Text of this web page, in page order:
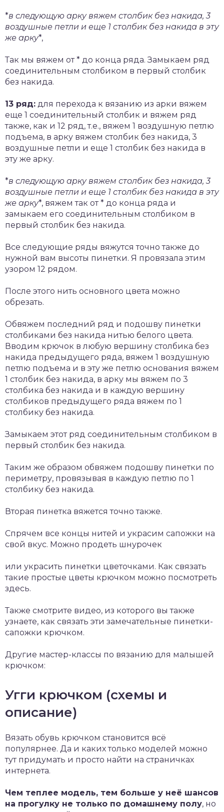
*в следующую арку вяжем столбик без накида, 3
воздушные петли и еще 1 столбик без накида в эту
же арку*,
Так мы вяжем от * до конца ряда. Замыкаем ряд
соединительным столбиком в первый столбик
без накида.
13 ряд: для перехода к вязанию из арки вяжем
еще 1 соединительный столбик и вяжем ряд
также, как и 12 ряд, т.е., вяжем 1 воздушную петлю
подъема, в арку вяжем столбик без накида, 3
воздушные петли и еще 1 столбик без накида в
эту же арку.
*в следующую арку вяжем столбик без накида, 3
воздушные петли и еще 1 столбик без накида в эту
же арку*, вяжем так от * до конца ряда и
замыкаем его соединительным столбиком в
первый столбик без накида.
Все следующие ряды вяжутся точно также до
нужной вам высоты пинетки. Я провязала этим
узором 12 рядом.
После этого нить основного цвета можно
обрезать.
Обвяжем последний ряд и подошву пинетки
столбиками без накида нитью белого цвета.
Вводим крючок в любую вершину столбика без
накида предыдущего ряда, вяжем 1 воздушную
петлю подъема и в эту же петлю основания вяжем
1 столбик без накида, в арку мы вяжем по 3
столбика без накида и в каждую вершину
столбиков предыдущего ряда вяжем по 1
столбику без накида.
Замыкаем этот ряд соединительным столбиком в
первый столбик без накида.
Таким же образом обвяжем подошву пинетки по
периметру, провязывая в каждую петлю по 1
столбику без накида.
Вторая пинетка вяжется точно также.
Спрячем все концы нитей и украсим сапожки на
свой вкус. Можно продеть шнурочек
или украсить пинетки цветочками. Как связать
такие простые цветы крючком можно посмотреть
здесь.
Также смотрите видео, из которого вы также
узнаете, как связать эти замечательные пинетки-
сапожки крючком.
Другие мастер-классы по вязанию для малышей
крючком:
Угги крючком (схемы и
описание)
Вязать обувь крючком становится всё
популярнее. Да и каких только моделей можно
тут придумать и просто найти на страничках
интернета.
Чем теплее модель, тем больше у неё шансов
на прогулку не только по домашнему полу, но